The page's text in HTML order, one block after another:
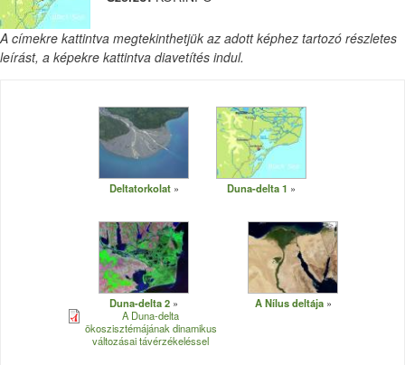
A címekre kattintva megtekinthetjük az adott képhez tartozó részletes
leírást, a képekre kattintva diavetítés indul.
Deltatorkolat Duna-delta 1
Duna-delta 2
A Duna-delta
ökoszisztémájának dinamikus
változásai távérzékeléssel
A Nílus deltája